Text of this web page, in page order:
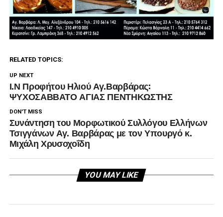
RELATED TOPICS:
UP NEXT
Ι.Ν Προφήτου Ηλιού Αγ.Βαρβάρας:
ΨΥΧΟΣΑΒΒΑΤΟ ΑΓΙΑΣ ΠΕΝΤΗΚΩΣΤΗΣ
DON'T MISS
Συνάντηση του Μορφωτικού Συλλόγου Ελλήνων
Τσιγγάνων Αγ. Βαρβάρας με τον Υπουργό κ.
Μιχάλη Χρυσοχοΐδη
YOU MAY LIKE